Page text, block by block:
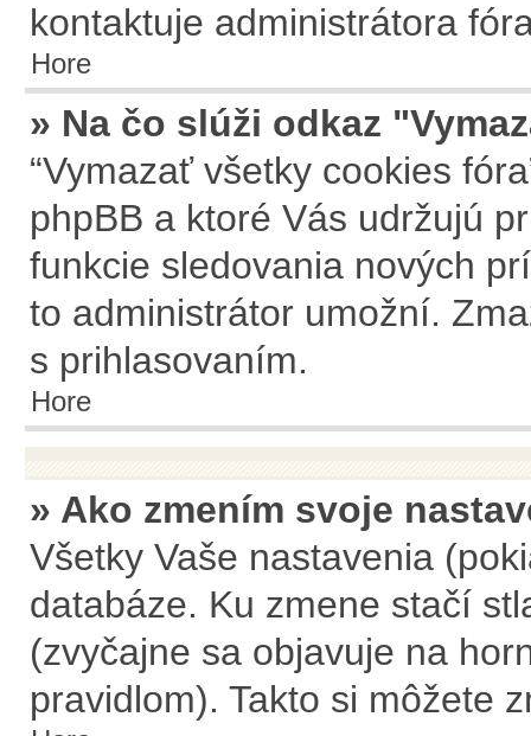
kontaktuje administrátora
Hore
» Na čo slúži odkaz
“Vymazať všetky cookies
phpBB a ktoré Vás udržujú
funkcie sledovania nových
to administrátor umožní.
s prihlasovaním.
Hore
» Ako zmením svoje
Všetky Vaše nastavenia
databáze. Ku zmene stačí
(zvyčajne sa objavuje na
pravidlom). Takto si môžete